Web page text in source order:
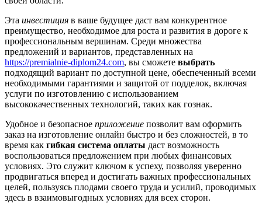
Эта инвестиция в ваше будущее даст вам конкурентное
преимущество, необходимое для роста и развития в дороге к
профессиональным вершинам. Среди множества
предложений и вариантов, представленных на
https://premialnie-diplom24.com, вы сможете выбрать
подходящий вариант по доступной цене, обеспеченный всеми
необходимыми гарантиями и защитой от подделок, включая
услуги по изготовлению с использованием
высококачественных технологий, таких как гознак.
Удобное и безопасное приложение позволит вам оформить
заказ на изготовление онлайн быстро и без сложностей, в то
время как гибкая система оплаты даст возможность
воспользоваться предложением при любых финансовых
условиях. Это служит ключом к успеху, позволяя уверенно
продвигаться вперед и достигать важных профессиональных
целей, пользуясь плодами своего труда и усилий, проводимых
здесь в взаимовыгодных условиях для всех сторон.